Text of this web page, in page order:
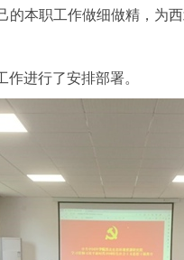
的本职工作做细做精，为
进行了安排部署。